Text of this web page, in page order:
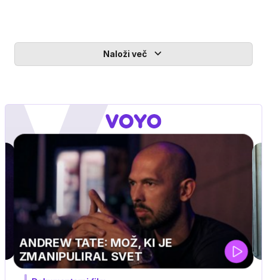
Naloži več
MOJ PRIJATELJ PINGVIN